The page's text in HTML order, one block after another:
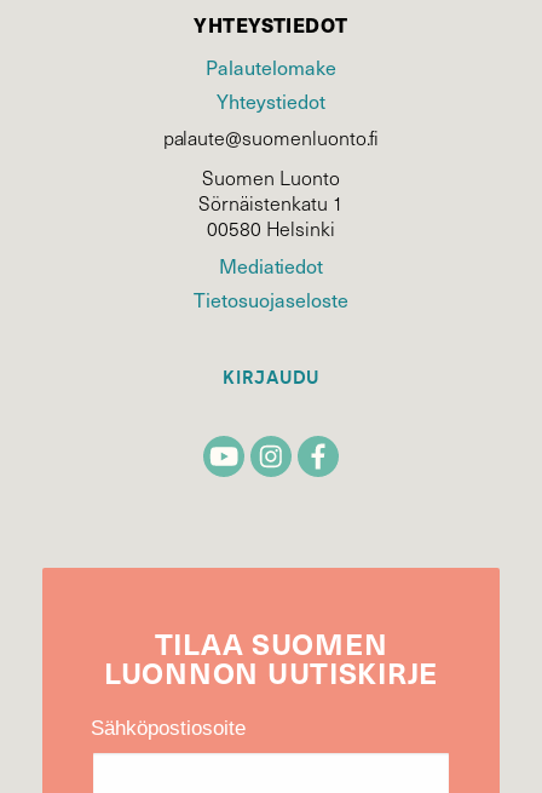
YHTEYSTIEDOT
Palautelomake
Yhteystiedot
palaute@suomenluonto.fi
Suomen Luonto
Sörnäistenkatu 1
00580 Helsinki
Mediatiedot
Tietosuojaseloste
KIRJAUDU
TILAA SUOMEN
LUONNON UUTIS­KIRJE
Sähköpostiosoite